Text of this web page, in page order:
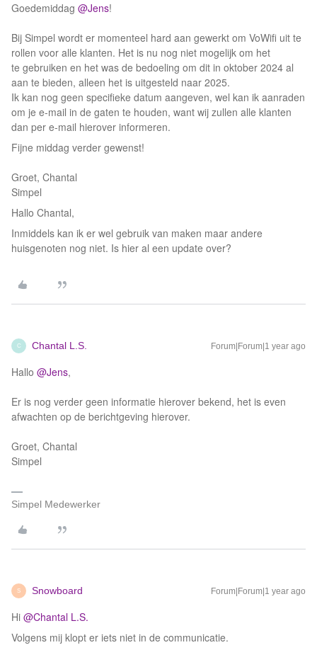
Goedemiddag ​ @Jens!
Bij Simpel wordt er momenteel hard aan gewerkt om VoWifi uit te
rollen voor alle klanten. Het is nu nog niet mogelijk om het
te gebruiken en het was de bedoeling om dit in oktober 2024 al
aan te bieden, alleen het is uitgesteld naar 2025.
Ik kan nog geen specifieke datum aangeven, wel kan ik aanraden
om je e-mail in de gaten te houden, want wij zullen alle klanten
dan per e-mail hierover informeren.
Fijne middag verder gewenst!
Groet, Chantal
Simpel
Hallo Chantal,
Inmiddels kan ik er wel gebruik van maken maar andere
huisgenoten nog niet. Is hier al een update over?
C Chantal L.S. Forum|Forum|1 year ago
Hallo ​ @Jens,
Er is nog verder geen informatie hierover bekend, het is even
afwachten op de berichtgeving hierover.
Groet, Chantal
Simpel
Simpel Medewerker
S Snowboard Forum|Forum|1 year ago
Hi ​ @Chantal L.S.
Volgens mij klopt er iets niet in de communicatie.